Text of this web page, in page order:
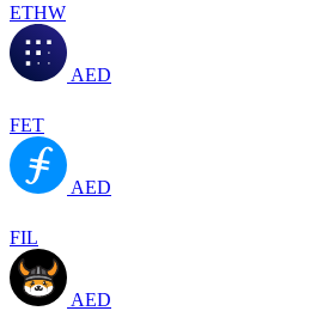
ETHW
AED
FET
AED
FIL
AED